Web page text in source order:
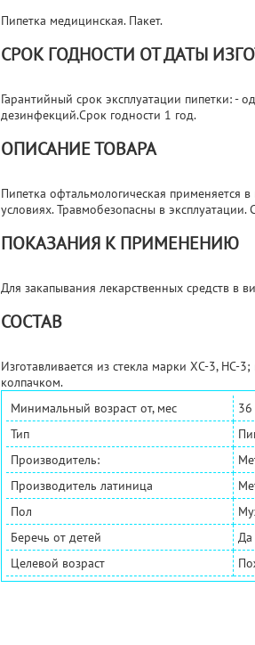
Пипетка медицинская. Пакет.
СРОК ГОДНОСТИ ОТ ДАТЫ
Гарантийный срок эксплуатации пипетки: -
дезинфекций.Срок годности 1 год.
ОПИСАНИЕ ТОВАРА
Пипетка офтальмологическая применяется
условиях. Травмобезопасны в
ПОКАЗАНИЯ К ПРИМЕНЕНИЮ
Для закапывания лекарственных средств в
СОСТАВ
Изготавливается из стекла марки ХС-3, НС-
колпачком.
Минимальный возраст от, мес
36
Тип
Производитель:
Производитель латиница
Пол
Беречь от детей
Да
Целевой возраст